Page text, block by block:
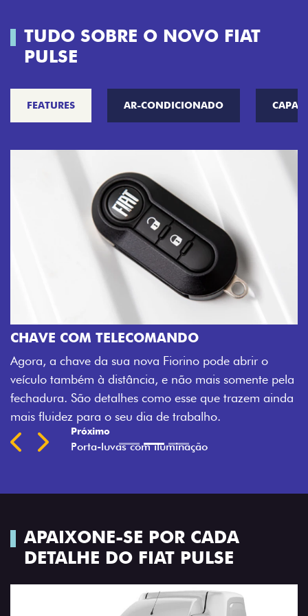
TUDO SOBRE O NOVO FIAT
PULSE
FEATURES AR-CONDICIONADO
CHAVE COM TELECOMANDO
Agora, a chave da sua nova Fiorino pode abrir o
veículo também à distância, e não mais somente pela
fechadura. São detalhes como esse que trazem ainda
mais fluidez para o seu dia de trabalho.
Previous
Next
Próximo
Porta-luvas com iluminação
APAIXONE-SE POR CADA
DETALHE DO FIAT PULSE